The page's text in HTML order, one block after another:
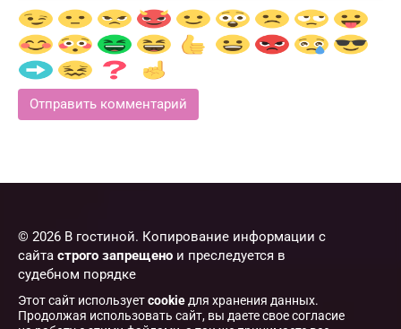
© 2026 В гостиной. Копирование информации с
сайта строго запрещено и преследуется в
судебном порядке
Этот сайт используетcookieдля хранения данных.
Продолжая использовать сайт, вы даете свое согласие